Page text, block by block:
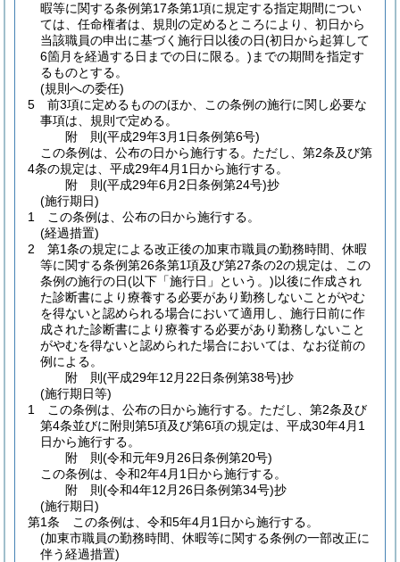
暇等に関する条例第17条第1項に規定する指定期間につい
ては、任命権者は、規則の定めるところにより、初日から
当該職員の申出に基づく施行日以後の日(初日から起算して
6箇月を経過する日までの日に限る。) までの期間を指定す
るものとする。
(規則への委任)
5
前3項に定めるもののほか、この条例の施行に関し必要な
事項は、規則で定める。
附 則(平成29年3月1日条例第6号)
この条例は、公布の日から施行する。 ただし、第2条及び第
4条の規定は、平成29年4月1日から施行する。
附 則(平成29年6月2日条例第24号)抄
(施行期日)
1
この条例は、公布の日から施行する。
(経過措置)
2
第1条の規定による改正後の加東市職員の勤務時間、休暇
等に関する条例第26条第1項及び第27条の2の規定は、この
条例の施行の日(以下「施行日」という。)以後に作成され
た診断書により療養する必要があり勤務しないことがやむ
を得ないと認められる場合において適用し、施行日前に作
成された診断書により療養する必要があり勤務しないこと
がやむを得ないと認められた場合においては、なお従前の
例による。
附 則(平成29年12月22日条例第38号)抄
(施行期日等)
1
この条例は、公布の日から施行する。 ただし、第2条及び
第4条並びに附則第5項及び第6項の規定は、平成30年4月1
日から施行する。
附 則(令和元年9月26日条例第20号)
この条例は、令和2年4月1日から施行する。
附 則(令和4年12月26日条例第34号)抄
(施行期日)
第1条
この条例は、令和5年4月1日から施行する。
(加東市職員の勤務時間、休暇等に関する条例の一部改正に
伴う経過措置)